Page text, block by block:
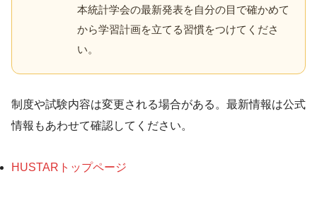
本統計学会の最新発表を自分の目で確かめて
から学習計画を立てる習慣をつけてくださ
い。
制度や試験内容は変更される場合がある。最新情報は公式
情報もあわせて確認してください。
HUSTARトップページ